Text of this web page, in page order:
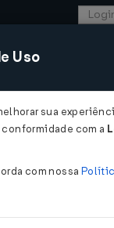
COMÉRCIO
Uso
sua
com a
com nossa